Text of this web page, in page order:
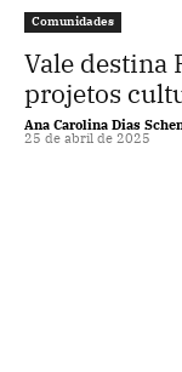
Comunidades
Vale destina
projetos
Ana Carolina Dias
25 de abril de 2025